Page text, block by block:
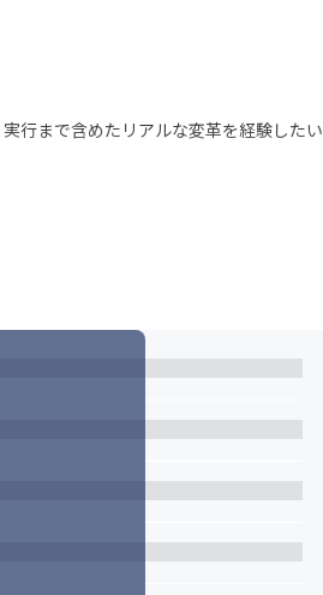
行まで含めたリアルな変革を経験したい